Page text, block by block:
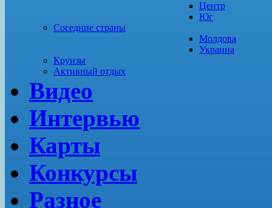
Центр
Юг
Соседние страны
Молдова
Украина
Круизы
Активный отдых
Видео
Интервью
Карты
Конкурсы
Разное